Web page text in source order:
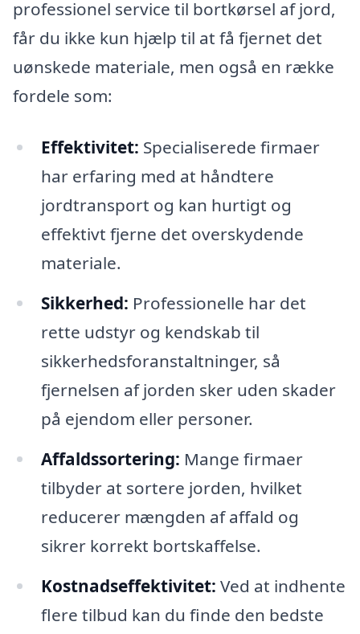
professionel service til bortkørsel af jord,
får du ikke kun hjælp til at få fjernet det
uønskede materiale, men også en række
fordele som:
Effektivitet: Specialiserede firmaer
har erfaring med at håndtere
jordtransport og kan hurtigt og
effektivt fjerne det overskydende
materiale.
Sikkerhed: Professionelle har det
rette udstyr og kendskab til
sikkerhedsforanstaltninger, så
fjernelsen af jorden sker uden skader
på ejendom eller personer.
Affaldssortering: Mange firmaer
tilbyder at sortere jorden, hvilket
reducerer mængden af affald og
sikrer korrekt bortskaffelse.
Kostnadseffektivitet: Ved at indhente
flere tilbud kan du finde den bedste